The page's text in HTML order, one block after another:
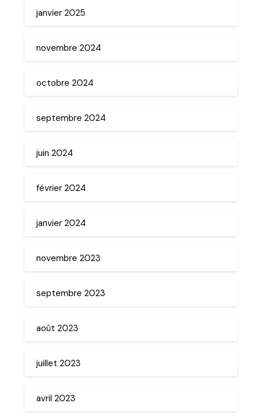
janvier 2025
novembre 2024
octobre 2024
septembre 2024
juin 2024
février 2024
janvier 2024
novembre 2023
septembre 2023
août 2023
juillet 2023
avril 2023